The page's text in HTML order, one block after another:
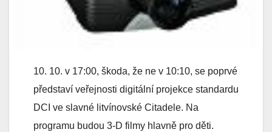
10. 10. v 17:00, škoda, že ne v 10:10, se poprvé
představí veřejnosti digitální projekce standardu
DCI ve slavné litvínovské Citadele. Na
programu budou 3-D filmy hlavně pro děti.